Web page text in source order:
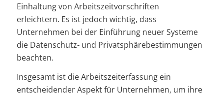
Einhaltung von Arbeitszeitvorschriften
erleichtern. Es ist jedoch wichtig, dass
Unternehmen bei der Einführung neuer Systeme
die Datenschutz- und Privatsphärebestimmungen
beachten.
Insgesamt ist die Arbeitszeiterfassung ein
entscheidender Aspekt für Unternehmen, um ihre